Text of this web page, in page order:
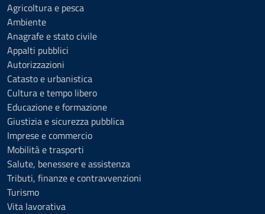
Agricoltura e pesca
Ambiente
Anagrafe e stato civile
Appalti pubblici
Autorizzazioni
Catasto e urbanistica
Cultura e tempo libero
Educazione e formazione
Giustizia e sicurezza pubblica
Imprese e commercio
Mobilità e trasporti
Salute, benessere e assistenza
Tributi, finanze e contravvenzioni
Turismo
Vita lavorativa